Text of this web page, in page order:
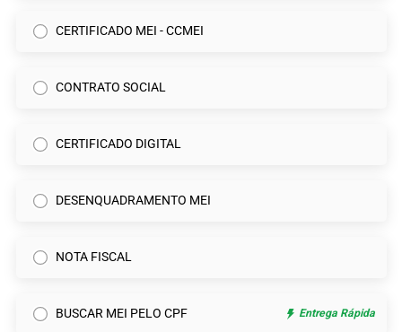
CERTIFICADO MEI - CCMEI
CONTRATO SOCIAL
CERTIFICADO DIGITAL
DESENQUADRAMENTO MEI
NOTA FISCAL
BUSCAR MEI PELO CPF Entrega Rápida